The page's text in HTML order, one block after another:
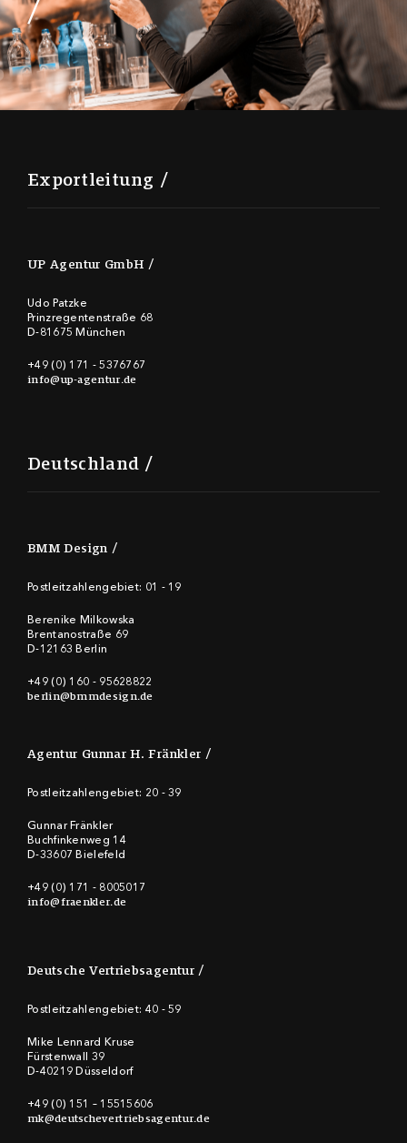
Exportleitung
UP Agentur GmbH
Udo Patzke
Prinzregentenstraße 68
D-81675 München
+49 (0) 171 - 5376767
info@up-agentur.de
Deutschland
BMM Design
Postleitzahlengebiet: 01 - 19
Berenike Milkowska
Brentanostraße 69
D-12163 Berlin
+49 (0) 160 - 95628822
berlin@bmmdesign.de
Agentur Gunnar H. Fränkler
Postleitzahlengebiet: 20 - 39
Gunnar Fränkler
Buchfinkenweg 14
D-33607 Bielefeld
+49 (0) 171 - 8005017
info@fraenkler.de
Deutsche Vertriebsagentur
Postleitzahlengebiet: 40 - 59
Mike Lennard Kruse
Fürstenwall 39
D-40219 Düsseldorf
+49 (0) 151 – 15515606
mk@deutschevertriebsagentur.de